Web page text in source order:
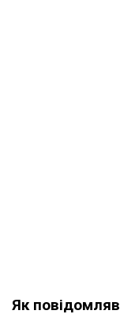
Як повідомляв